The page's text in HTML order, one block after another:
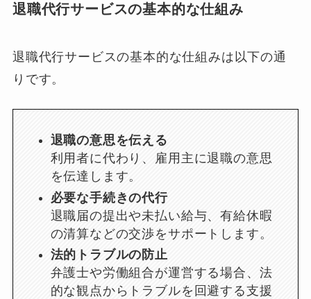
退職代行サービスの基本的な仕組み
退職代行サービスの基本的な仕組みは以下の通
りです。
退職の意思を伝える
利用者に代わり、雇用主に退職の意思
を伝達します。
必要な手続きの代行
退職届の提出や未払い給与、有給休暇
の清算などの交渉をサポートします。
法的トラブルの防止
弁護士や労働組合が運営する場合、法
的な観点からトラブルを回避する支援